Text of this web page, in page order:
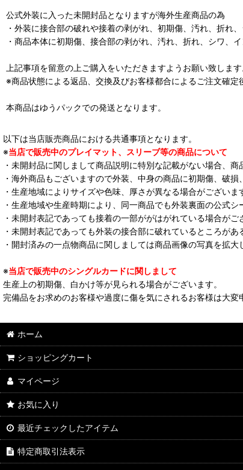
公式外装に入った未開封品となりますが海外生産商品の為
・外装に接合部の破れや接着の剥がれ、初期傷、汚れ、折れ
・商品本体に初期傷、接合部の剥がれ、汚れ、折れ、シワ、
上記事項を留意の上ご購入をいただきますようお願い致します
※商品状態による返品、交換及びお客様都合によるご注文確
本商品はゆうパックでの発送となります。
以下は当店販売商品における共通事項となります。
※当店で販売中のプレイマット、スリーブ等の商品について
・未開封品に関しまして商品説明に特別な記載がない場合、
・海外商品もございますので外装、中身の商品に初期傷、破
・生産地域によりサイズや色味、厚さが異なる場合がございま
・生産地域や生産時期により、同一商品でも外装裏面の公式
・未開封表記であっても接着の一部ががはがれている場合がご
・未開封表記であっても外装の接合部に破れているところがあ
・開封済みの一点物商品に関しましては商品画像の写真を拡大
※当店で販売中のシングルカードに関しまして
生産上の初期傷、白かけ等が見られる場合がございます。
完備品をお求めのお客様や過度に傷を気にされるお客様は大変
ホーム
ショッピングカート
マイページ
お気に入り
最近チェックしたアイテム
特定商取引法表示